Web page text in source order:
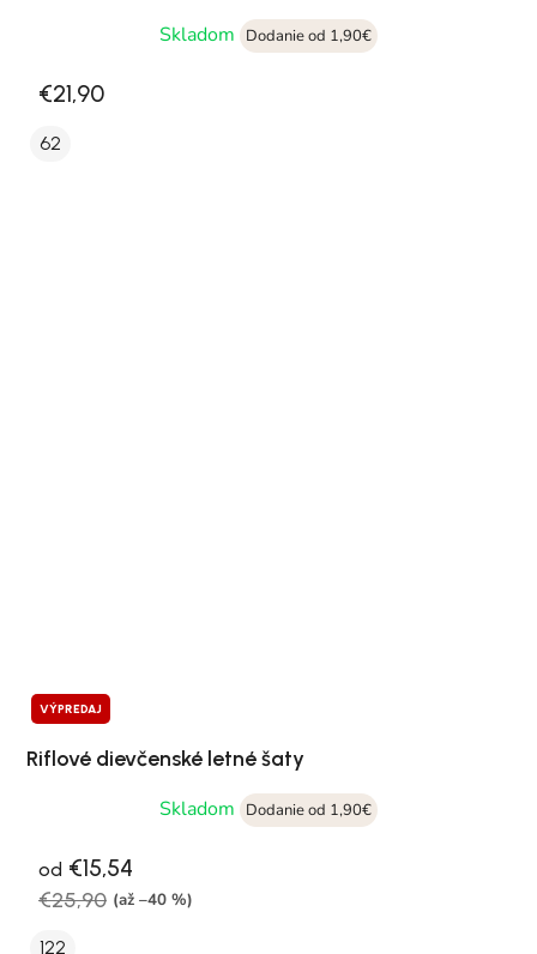
Skladom
Dodanie od 1,90€
€21,90
62
VÝPREDAJ
Riflové dievčenské letné šaty
Skladom
Dodanie od 1,90€
od €15,54
€25,90 (až –40 %)
122